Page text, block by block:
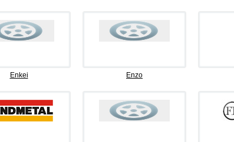
Enkei Enzo